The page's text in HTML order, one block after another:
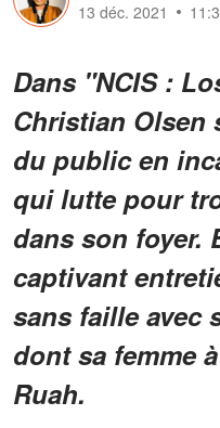
13 déc. 2021
Dans "NCIS :
Christian Olsen
du public en
qui lutte pour
dans son foyer.
captivant
sans faille avec
dont sa femme
Ruah.